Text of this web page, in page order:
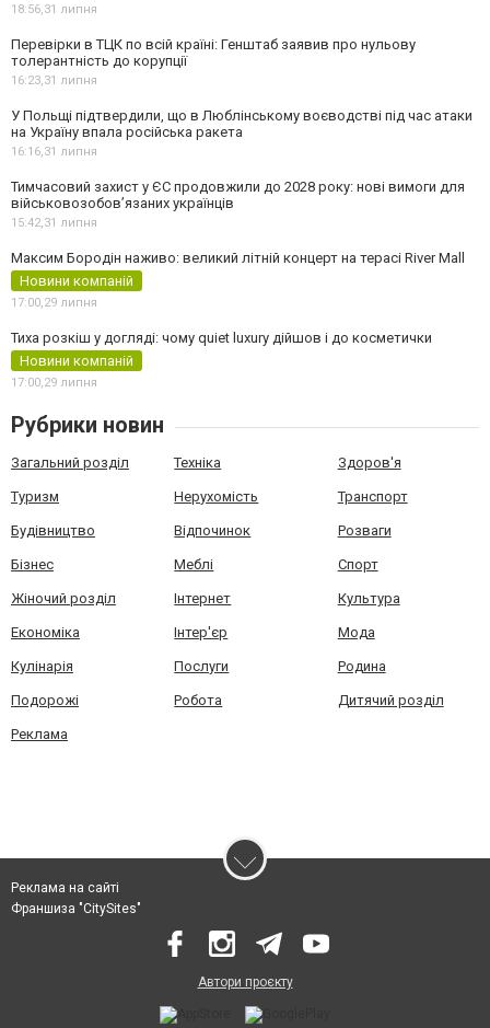
18:56,31 липня
Перевірки в ТЦК по всій країні: Генштаб заявив про нульову
толерантність до корупції
16:23,31 липня
У Польщі підтвердили, що в Люблінському воєводстві під час атаки
на Україну впала російська ракета
16:16,31 липня
Тимчасовий захист у ЄС продовжили до 2028 року: нові вимоги для
військовозобов’язаних українців
15:42,31 липня
Максим Бородін наживо: великий літній концерт на терасі River Mall
Новини компаній
17:00,29 липня
Тиха розкіш у догляді: чому quiet luxury дійшов і до косметички
Новини компаній
17:00,29 липня
Рубрики новин
Загальний розділ Техніка Здоров'я
Туризм Нерухомість Транспорт
Будівництво Відпочинок Розваги
Бізнес Меблі Спорт
Жіночий розділ Інтернет Культура
Економіка Інтер'єр Мода
Кулінарія Послуги Родина
Подорожі Робота Дитячий розділ
Реклама
Реклама на сайті
Франшиза "CitySites"
Автори проєкту